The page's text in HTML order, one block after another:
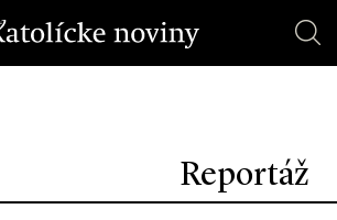
Reportáž